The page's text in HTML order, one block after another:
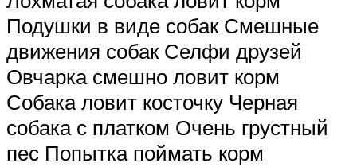
Подушки в виде собак Смешные
движения собак Селфи друзей
Овчарка смешно ловит корм
Собака ловит косточку Черная
собака с платком Очень грустный
пес Попытка поймать корм